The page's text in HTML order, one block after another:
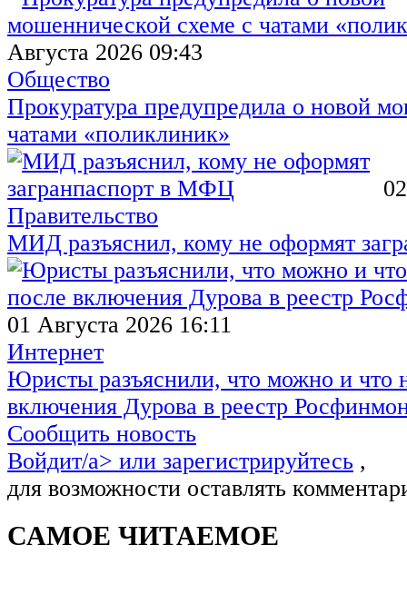
Августа 2026 09:43
Общество
Прокуратура предупредила о новой
чатами «поликлиник»
Правительство
МИД разъяснил, кому не оформят
01 Августа 2026 16:11
Интернет
Юристы разъяснили, что можно и что
включения Дурова в реестр
Сообщить новость
Войдит/a> или зарегистрируйтесь ,
для возможности оставлять
САМОЕ ЧИТАЕМОЕ